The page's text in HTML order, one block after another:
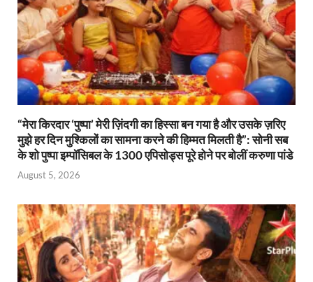
“मेरा किरदार ‘पुष्पा’ मेरी ज़िंदगी का हिस्सा बन गया है और उसके ज़रिए
मुझे हर दिन मुश्किलों का सामना करने की हिम्मत मिलती है”: सोनी सब
के शो पुष्पा इम्पॉसिबल के 1300 एपिसोड्स पूरे होने पर बोलीं करुणा पांडे
August 5, 2026